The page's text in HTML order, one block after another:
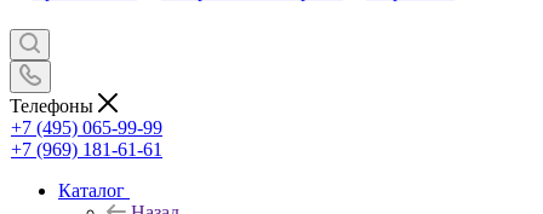
Телефоны
+7 (495) 065-99-99
+7 (969) 181-61-61
Каталог